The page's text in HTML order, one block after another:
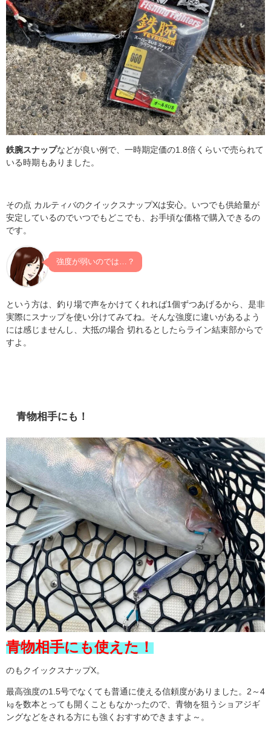
鉄腕スナップなどが良い例で、一時期定価の1.8倍くらいで売られて
いる時期もありました。
その点 カルティバのクイックスナップXは安心。いつでも供給量が
安定しているのでいつでもどこでも、お手頃な価格で購入できるの
です。
強度が弱いのでは…？
という方は、釣り場で声をかけてくれれば1個ずつあげるから、是非
実際にスナップを使い分けてみてね。そんな強度に違いがあるよう
には感じませんし、大抵の場合 切れるとしたらライン結束部からで
すよ。
青物相手にも！
青物相手にも使えた！
のもクイックスナップX。
最高強度の1.5号でなくても普通に使える信頼度がありました。2～4
㎏を数本とっても開くこともなかったので、青物を狙うショアジギ
ングなどをされる方にも強くおすすめできますよ～。